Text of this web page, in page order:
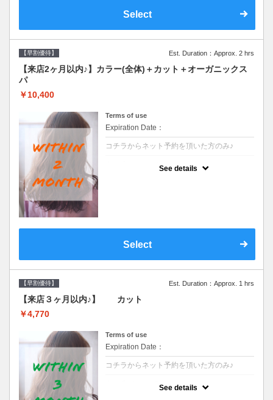
Select
【早割優待】 Est. Duration：Approx. 2 hrs
【来店2ヶ月以内♪】カラー(全体)＋カット＋オーガニックス
パ
￥10,400
Terms of use
Expiration Date：
コチラからネット予約を頂いた方のみ♪
See details
Select
【早割優待】 Est. Duration：Approx. 1 hrs
【来店３ヶ月以内♪】 カット
￥4,770
Terms of use
Expiration Date：
コチラからネット予約を頂いた方のみ♪
See details